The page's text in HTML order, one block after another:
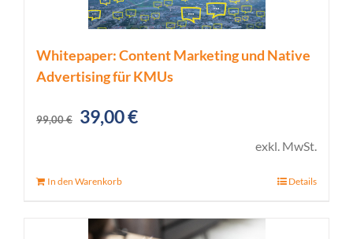
Whitepaper: Content Marketing und Native
Advertising für KMUs
99,00€
Ursprünglicher
39,00€Aktueller
exkl. MwSt.
In den Warenkorb Details